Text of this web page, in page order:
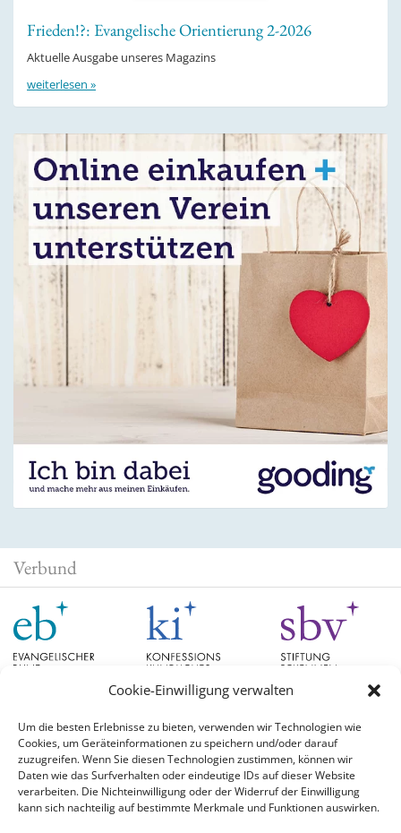
Cookie-Einwilligung verwalten
Um die besten Erlebnisse zu bieten, verwenden wir Technologien wie
Cookies, um Geräteinformationen zu speichern und/oder darauf
zuzugreifen. Wenn Sie diesen Technologien zustimmen, können wir
Daten wie das Surfverhalten oder eindeutige IDs auf dieser Website
verarbeiten. Die Nichteinwilligung oder der Widerruf der Einwilligung
kann sich nachteilig auf bestimmte Merkmale und Funktionen auswirken.
Frieden!?: Evangelische Orientierung 2-2026
Aktuelle Ausgabe unseres Magazins
weiterlesen »
Verbund
Schlagwörter
#aufgetischt Christian Schad Diskussion EB Bayern EB Hessen Evangelische